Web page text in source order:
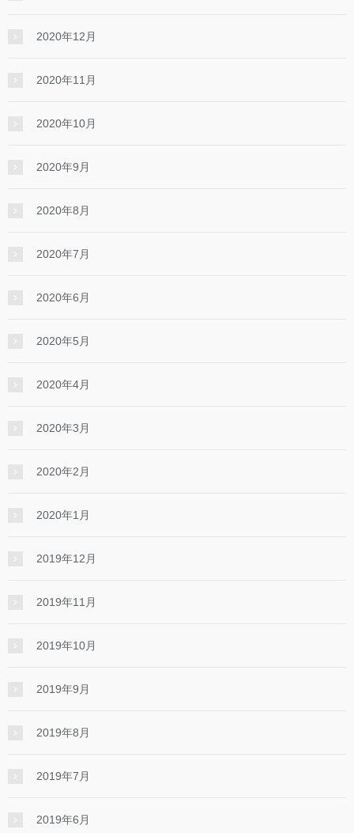
2020年12月
2020年11月
2020年10月
2020年9月
2020年8月
2020年7月
2020年6月
2020年5月
2020年4月
2020年3月
2020年2月
2020年1月
2019年12月
2019年11月
2019年10月
2019年9月
2019年8月
2019年7月
2019年6月